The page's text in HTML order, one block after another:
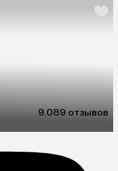
9.089 отзывов